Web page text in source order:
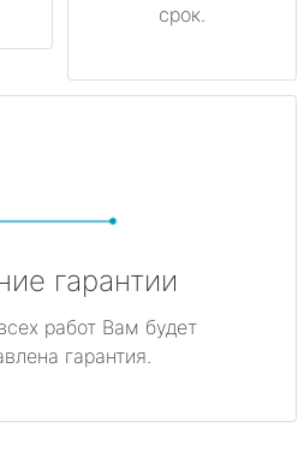
срок.
гарантии
работ Вам будет
гарантия.